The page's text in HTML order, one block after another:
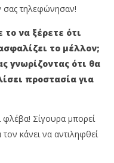
σας τηλεφώνησαν!
να ξέρετε ότι
το μέλλον;
γνωρίζοντας ότι θα
προστασία για
φλέβα! Σίγουρα μπορεί
κάνει να αντιληφθεί